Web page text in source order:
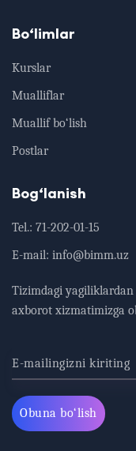
Bo‘limlar
Kurslar
Mualliflar
Muallif bo‘lish
Postlar
Bog‘lanish
Tel.: 71-202-01-15
E-mail: info@bimm.uz
Tizimdagi
axborot xizmatimizga
E-mailingizni kiriting
Obuna bo‘lish